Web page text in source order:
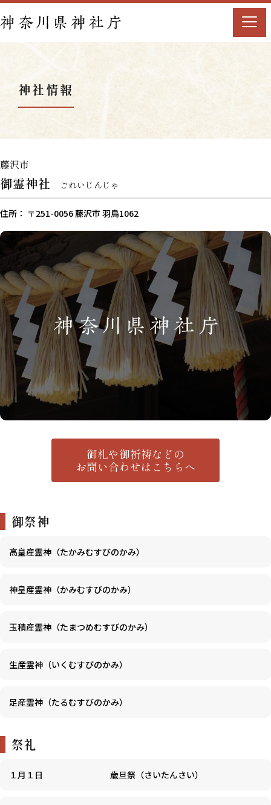
神社情報
藤沢市
御霊神社 ごれいじんじゃ
住所： 〒251-0056 藤沢市 羽鳥1062
御札や御祈祷などの
お問い合わせはこちらへ
御祭神
高皇産霊神（たかみむすびのかみ）
神皇産霊神（かみむすびのかみ）
玉積産霊神（たまつめむすびのかみ）
生産霊神（いくむすびのかみ）
足産霊神（たるむすびのかみ）
祭礼
１月１日 歳旦祭（さいたんさい）